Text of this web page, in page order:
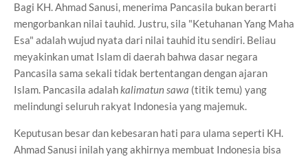
Bagi KH. Ahmad Sanusi, menerima Pancasila bukan berarti
mengorbankan nilai tauhid. Justru, sila "Ketuhanan Yang Maha
Esa" adalah wujud nyata dari nilai tauhid itu sendiri. Beliau
meyakinkan umat Islam di daerah bahwa dasar negara
Pancasila sama sekali tidak bertentangan dengan ajaran
Islam. Pancasila adalahkalimatun sawa (titik temu) yang
melindungi seluruh rakyat Indonesia yang majemuk.
Keputusan besar dan kebesaran hati para ulama seperti KH.
Ahmad Sanusi inilah yang akhirnya membuat Indonesia bisa